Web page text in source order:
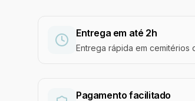
Entrega em até 2h
Entrega rápida em cemitérios
Pagamento facilitado